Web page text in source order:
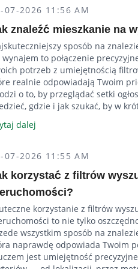
07-2026 11:56 AM
znaleźć mieszkanie na
sposób na
to połączenie
potrzeb z umiejętnością
realnie odpowiadają Twoim
o to, by przeglądać setki
gdzie i jak szukać, by w
dalej
07-2026 11:55 AM
korzystać z filtrów
korzystanie z filtrów
to nie tylko
wszystkim sposób na
naprawdę odpowiada Twoim
jest umiejętność